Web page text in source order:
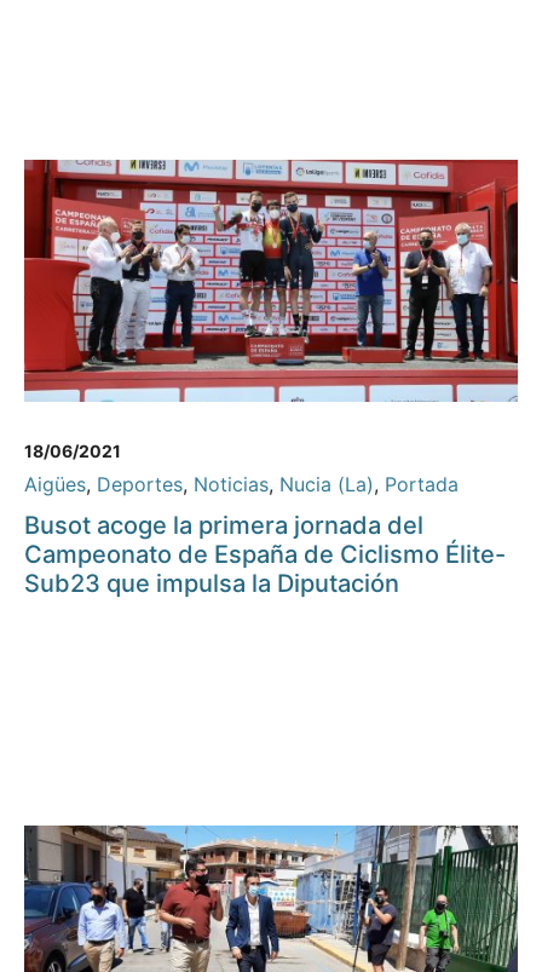
18/06/2021
Aigües, Deportes, Noticias, Nucia (La), Portada
Busot acoge la primera jornada del
Campeonato de España de Ciclismo Élite-
Sub23 que impulsa la Diputación